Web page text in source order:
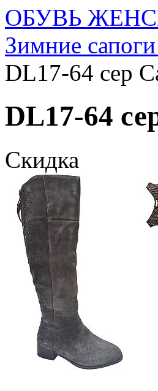
ОБУВЬ
Зимние
DL17-64 сер
DL17-64
Скидка